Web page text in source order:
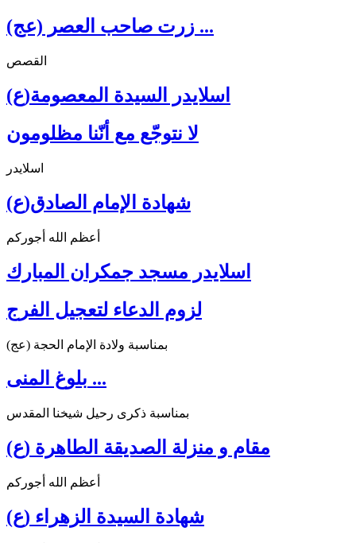
زرت صاحب العصر (عج) ...
القصص
اسلايدر السيدة المعصومة(ع)
لا نتوجّع مع أنّنا مظلومون
اسلايدر
شهادة الإمام الصادق(ع)
أعظم الله أجوركم
اسلايدر مسجد جمكران المبارك
لزوم الدعاء لتعجيل الفرج
بمناسبة ولادة الإمام الحجة (عج)
بلوغ المنى ...
بمناسبة ذكرى رحيل شيخنا المقدس
مقام و منزلة الصديقة الطاهرة (ع)
أعظم الله أجوركم
شهادة السيدة الزهراء (ع)